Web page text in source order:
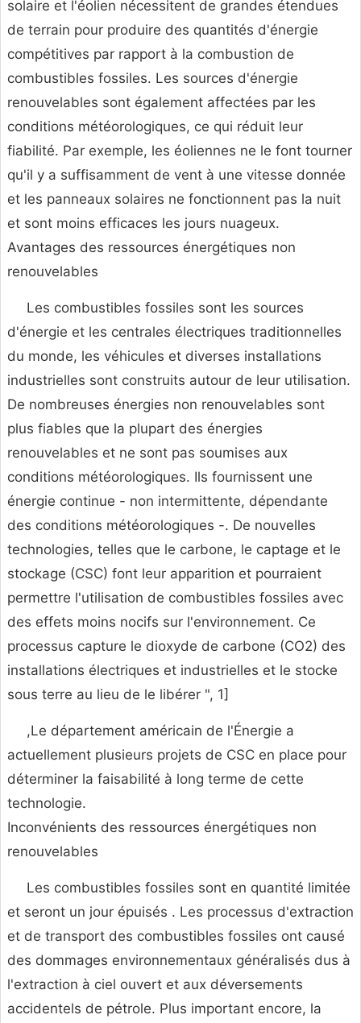
solaire et l'éolien nécessitent de grandes étendues
de terrain pour produire des quantités d'énergie
compétitives par rapport à la combustion de
combustibles fossiles. Les sources d'énergie
renouvelables sont également affectées par les
conditions météorologiques, ce qui réduit leur
fiabilité. Par exemple, les éoliennes ne le font tourner
qu'il y a suffisamment de vent à une vitesse donnée
et les panneaux solaires ne fonctionnent pas la nuit
et sont moins efficaces les jours nuageux.
Avantages des ressources énergétiques non
renouvelables
Les combustibles fossiles sont les sources
d'énergie et les centrales électriques traditionnelles
du monde, les véhicules et diverses installations
industrielles sont construits autour de leur utilisation.
De nombreuses énergies non renouvelables sont
plus fiables que la plupart des énergies
renouvelables et ne sont pas soumises aux
conditions météorologiques. Ils fournissent une
énergie continue - non intermittente, dépendante
des conditions météorologiques -. De nouvelles
technologies, telles que le carbone, le captage et le
stockage (CSC) font leur apparition et pourraient
permettre l'utilisation de combustibles fossiles avec
des effets moins nocifs sur l'environnement. Ce
processus capture le dioxyde de carbone (CO2) des
installations électriques et industrielles et le stocke
sous terre au lieu de le libérer ", 1]
,Le département américain de l'Énergie a
actuellement plusieurs projets de CSC en place pour
déterminer la faisabilité à long terme de cette
technologie.
Inconvénients des ressources énergétiques non
renouvelables
Les combustibles fossiles sont en quantité limitée
et seront un jour épuisés . Les processus d'extraction
et de transport des combustibles fossiles ont causé
des dommages environnementaux généralisés dus à
l'extraction à ciel ouvert et aux déversements
accidentels de pétrole. Plus important encore, la